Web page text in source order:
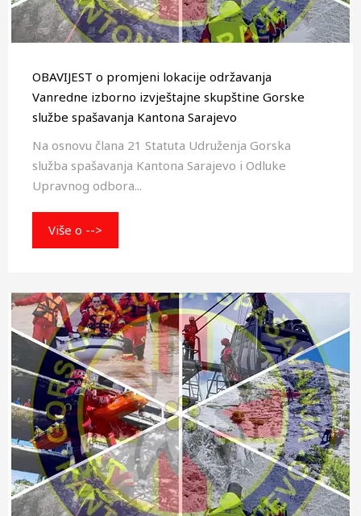
OBAVIJEST o promjeni lokacije održavanja
Vanredne izborno izvještajne skupštine Gorske
službe spašavanja Kantona Sarajevo
Na osnovu člana 21 Statuta Udruženja Gorska
služba spašavanja Kantona Sarajevo i Odluke
Upravnog odbora...
Više o -->